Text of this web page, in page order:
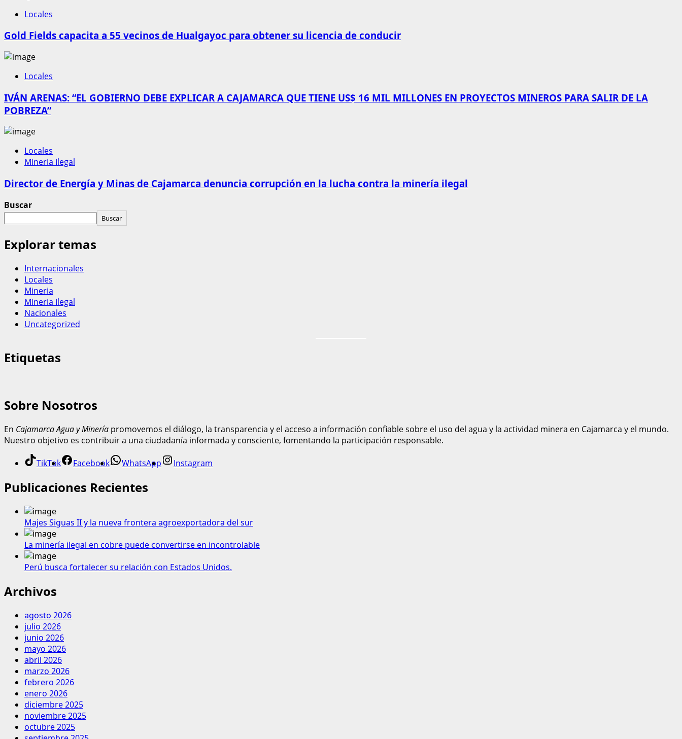
Locales
Gold Fields capacita a 55 vecinos de Hualgayoc para obtener su licencia de conducir
Locales
IVÁN ARENAS: “EL GOBIERNO DEBE EXPLICAR A CAJAMARCA QUE TIENE US$ 16 MIL MILLONES EN PROYECTOS MINEROS PARA SALIR DE LA
POBREZA”
Locales
Mineria Ilegal
Director de Energía y Minas de Cajamarca denuncia corrupción en la lucha contra la minería ilegal
Buscar
Buscar
Explorar temas
Internacionales
Locales
Mineria
Mineria Ilegal
Nacionales
Uncategorized
Etiquetas
Sobre Nosotros
En Cajamarca Agua y Minería promovemos el diálogo, la transparencia y el acceso a información confiable sobre el uso del agua y la actividad minera en Cajamarca y el mundo.
Nuestro objetivo es contribuir a una ciudadanía informada y consciente, fomentando la participación responsable.
TikTok Facebook WhatsApp Instagram
Publicaciones Recientes
Majes Siguas II y la nueva frontera agroexportadora del sur
La minería ilegal en cobre puede convertirse en incontrolable
Perú busca fortalecer su relación con Estados Unidos.
Archivos
agosto 2026
julio 2026
junio 2026
mayo 2026
abril 2026
marzo 2026
febrero 2026
enero 2026
diciembre 2025
noviembre 2025
octubre 2025